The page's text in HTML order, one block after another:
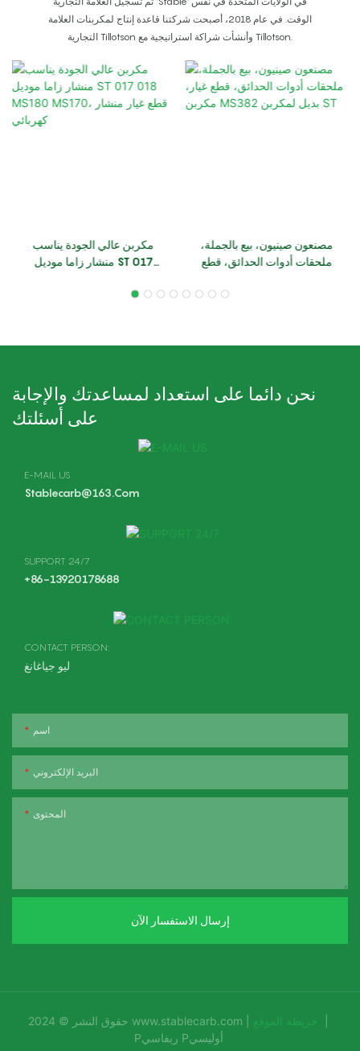
الوقت. في عام 2018، أصبحت شركتنا قاعدة إنتاج لمكربنات العلامة
التجارية Tillotson وأنشأت شراكة استراتيجية مع Tillotson.
مكربن ​​عالي الجودة يناسب
منشار زاما موديل ST 017
غيار منشار كهربائي
مصنعون صينيون، بيع بالجملة،
ملحقات أدوات الحدائق، قطع
نحن دائما على استعداد لمساعدتك والإجابة
على أسئلتك
E-MAIL US
Stablecarb@163.com
SUPPORT 24/7
+86-13920178688
CONTACT PERSON:
ليو جياغانغ
اسم
البريد الإلكتروني
المحتوى
إرسال الاستفسار الآن
www.stablecarb.com